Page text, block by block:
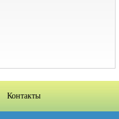
Контакты